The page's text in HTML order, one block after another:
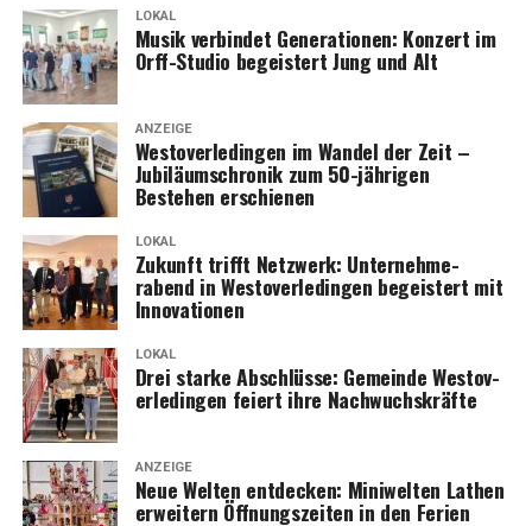
LOKAL
Musik ver­bin­det Gene­ra­tio­nen: Kon­zert im
Orff-Stu­dio begeis­tert Jung und Alt
ANZEIGE
Wes­t­ov­er­le­din­gen im Wan­del der Zeit –
Jubi­lä­umschro­nik zum 50-jäh­ri­gen
Bestehen erschienen
LOKAL
Zukunft trifft Netz­werk: Unter­neh­me­
rabend in Wes­t­ov­er­le­din­gen begeis­tert mit
Innovationen
LOKAL
Drei star­ke Abschlüs­se: Gemein­de Wes­t­ov­
er­le­din­gen fei­ert ihre Nachwuchskräfte
ANZEIGE
Neue Wel­ten ent­de­cken: Mini­wel­ten Lathen
erwei­tern Öff­nungs­zei­ten in den Ferien